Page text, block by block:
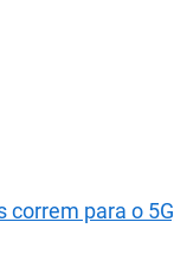
correm para o